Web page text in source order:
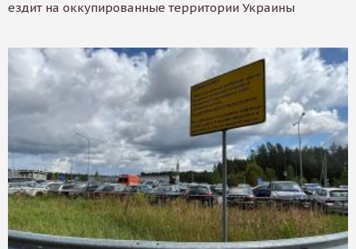
ездит на оккупированные территории Украины